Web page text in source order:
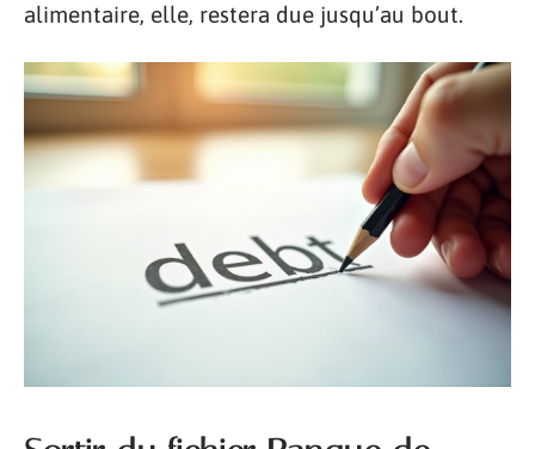
alimentaire, elle, restera due jusqu’au bout.